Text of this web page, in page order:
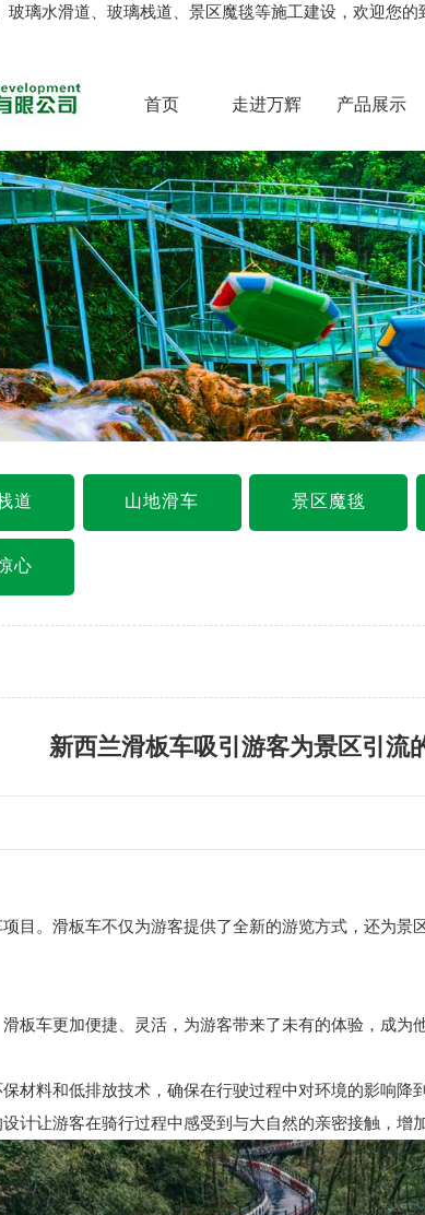
璃水滑道、玻璃栈道、景区魔毯等施工建设，欢迎您的
首页 走进万辉 产品展示
道 山地滑车 景区魔毯
心
新西兰滑板车吸引游客为景区引流
目。滑板车不仅为游客提供了全新的游览方式，还为景
板车更加便捷、灵活，为游客带来了未有的体验，成为
材料和低排放技术，确保在行驶过程中对环境的影响
计让游客在骑行过程中感受到与大自然的亲密接触，增